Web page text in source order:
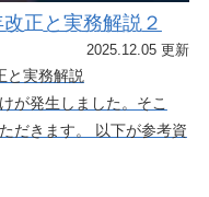
正と実務解説２
2025.12.05 更新
と実務解説
が発生しました。そこ
だきます。 以下が参考資